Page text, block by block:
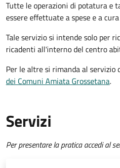
Tutte le operazioni di potatura e
essere effettuate a spese e a
Tale servizio si intende solo per
ricadenti all'interno del centro
Per le altre si rimanda al servizio
dei Comuni Amiata Grossetana.
Servizi
Per presentare la pratica accedi al